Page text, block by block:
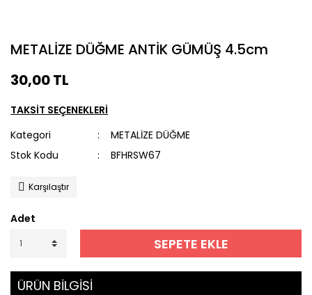
METALİZE DÜĞME ANTİK GÜMÜŞ 4.5cm
30,00 TL
TAKSİT SEÇENEKLERİ
Kategori
METALİZE DÜĞME
Stok Kodu
BFHRSW67
Karşılaştır
Adet
SEPETE EKLE
ÜRÜN BİLGİSİ